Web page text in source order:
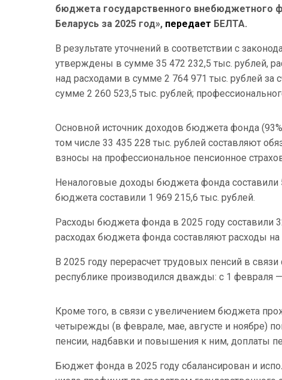
бюджета государственного внебюджетного
Беларусь за 2025 год», передает БЕЛТА.
В результате уточнений в соответствии с
утверждены в сумме 35 472 232,5 тыс. рублей,
над расходами в сумме 2 764 971 тыс. рублей за
сумме 2 260 523,5 тыс. рублей;
Основной источник доходов бюджета фонда
том числе 33 435 228 тыс. рублей составляют
взносы на профессиональное пенсионное
Неналоговые доходы бюджета фонда составили
бюджета составили 1 969 215,6 тыс. рублей.
Расходы бюджета фонда в 2025 году составили
расходах бюджета фонда составляют расходы на
В 2025 году перерасчет трудовых пенсий в
республике производился дважды: с 1 февраля —
Кроме того, в связи с увеличением бюджета
четырежды (в феврале, мае, августе и ноябре)
пенсии, надбавки и повышения к ним, доплаты
Бюджет фонда в 2025 году сбалансирован и